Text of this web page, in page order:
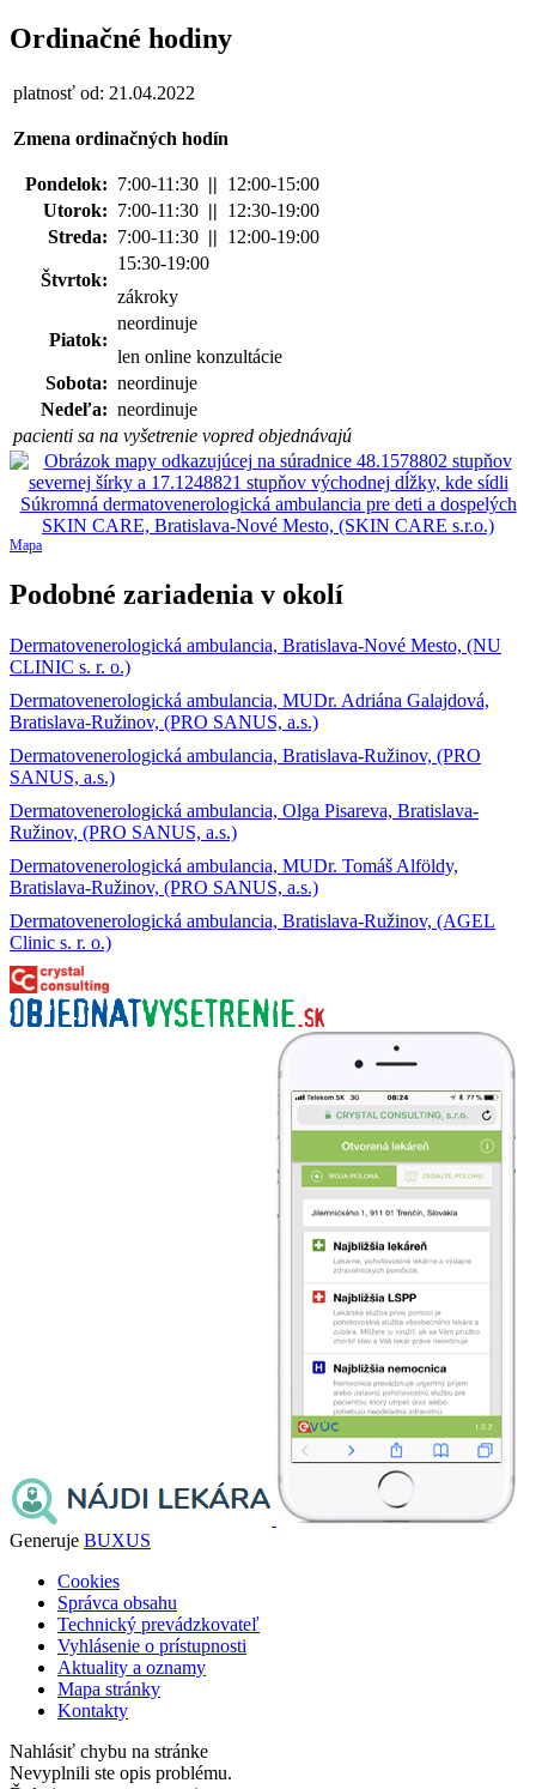
Ordinačné hodiny
platnosť od: 21.04.2022
Zmena ordinačných hodín
Pondelok: 7:00-11:30 || 12:00-15:00
Utorok: 7:00-11:30 || 12:30-19:00
Streda: 7:00-11:30 || 12:00-19:00
Štvrtok:
15:30-19:00
zákroky
Piatok:
neordinuje
len online konzultácie
Sobota: neordinuje
Nedeľa: neordinuje
pacienti sa na vyšetrenie vopred objednávajú
Mapa
Podobné zariadenia v okolí
Dermatovenerologická ambulancia, Bratislava-Nové Mesto, (NU
CLINIC s. r. o.)
Dermatovenerologická ambulancia, MUDr. Adriána Galajdová,
Bratislava-Ružinov, (PRO SANUS, a.s.)
Dermatovenerologická ambulancia, Bratislava-Ružinov, (PRO
SANUS, a.s.)
Dermatovenerologická ambulancia, Olga Pisareva, Bratislava-
Ružinov, (PRO SANUS, a.s.)
Dermatovenerologická ambulancia, MUDr. Tomáš Alföldy,
Bratislava-Ružinov, (PRO SANUS, a.s.)
Dermatovenerologická ambulancia, Bratislava-Ružinov, (AGEL
Clinic s. r. o.)
Generuje BUXUS
Cookies
Správca obsahu
Technický prevádzkovateľ
Vyhlásenie o prístupnosti
Aktuality a oznamy
Mapa stránky
Kontakty
Nahlásiť chybu na stránke
Nevyplnili ste opis problému.